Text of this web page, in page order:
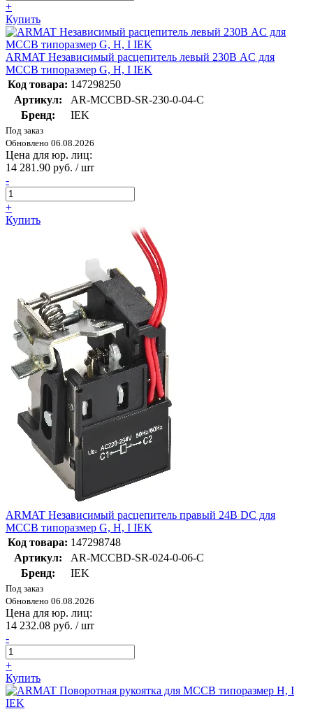
+
Купить
ARMAT Независимый расцепитель левый 230В AC для
MCCB типоразмер G, H, I IEK
Код товара: 147298250
Артикул:
AR-MCCBD-SR-230-0-04-C
Бренд:
IEK
Под заказ
Обновлено 06.08.2026
Цена для юр. лиц:
14 281.90 руб. / шт
-
+
Купить
ARMAT Независимый расцепитель правый 24В DC для
MCCB типоразмер G, H, I IEK
Код товара: 147298748
Артикул:
AR-MCCBD-SR-024-0-06-C
Бренд:
IEK
Под заказ
Обновлено 06.08.2026
Цена для юр. лиц:
14 232.08 руб. / шт
-
+
Купить